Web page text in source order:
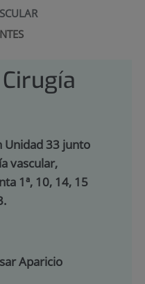
Unidad 33 junto
vascular,
1ª, 10, 14, 15
Aparicio